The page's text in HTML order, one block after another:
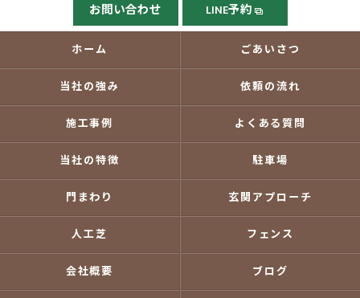
お問い合わせ LINE予約
ホーム ごあいさつ
当社の強み 依頼の流れ
施工事例 よくある質問
当社の特徴 駐車場
門まわり 玄関アプローチ
人工芝 フェンス
会社概要 ブログ